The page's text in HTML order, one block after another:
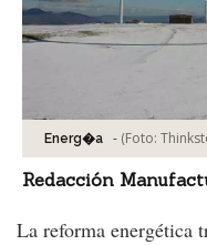
Energ�a - (Foto:
Redacción
La reforma energética